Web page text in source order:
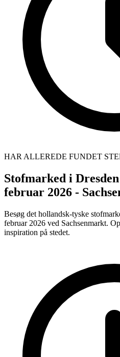
HAR ALLEREDE FUNDET
Stofmarked i
februar 2026 -
Besøg det hollandsk-tyske
februar 2026 ved Sachsenmarkt.
inspiration på stedet.